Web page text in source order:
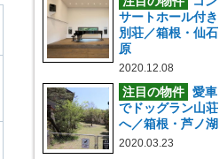
サートホール付き
別荘／箱根・仙石
原
2020.12.08
注目の物件 愛車
でドッグラン山荘
へ／箱根・芦ノ湖
2020.03.23